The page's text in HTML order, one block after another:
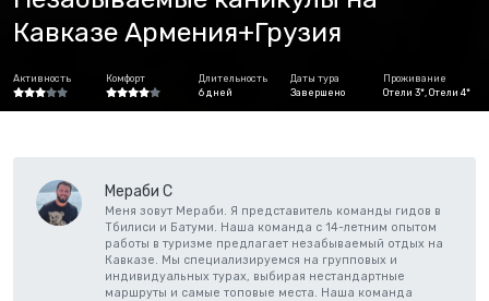
Кавказе Армения+Грузия
Активность Комфорт
Длительность
6 дней
Даты тура
Завершено
Проживание
Отели 3*, Отели 4*
Мераби С
Меня зовут Мераби. Я представитель команды гидов в
Тбилиси и Батуми. Наша команда с 14-летним опытом
работы в туризме предлагает незабываемый отдых на
Кавказе. Мы специализируемся на групповых и
индивидуальных турах, выбирая нестандартные
маршруты и самые топовые места. Наша команда